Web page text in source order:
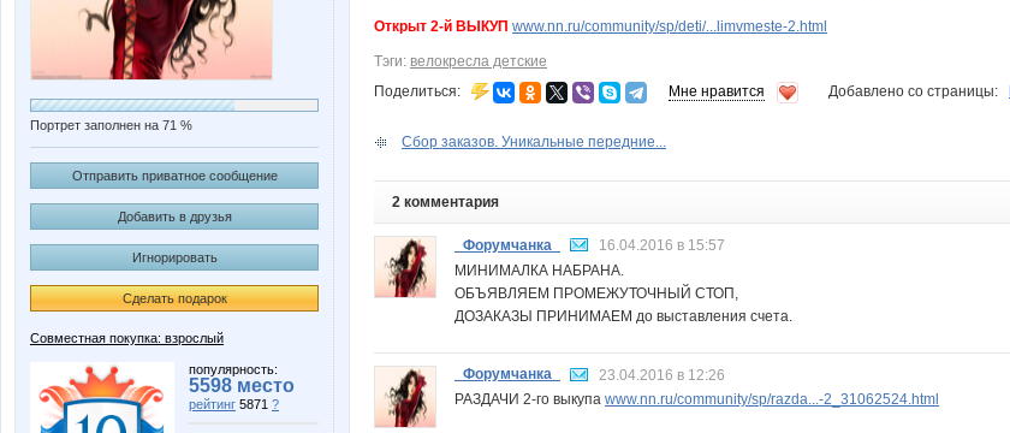
Портрет заполнен на 71 %
Отправить приватное сообщение
Добавить в друзья
Игнорировать
Сделать подарок
Совместная покупка: взрослый
популярность:
5598 место
рейтинг 5871 ?
Открыт 2-й ВЫКУП www.nn.ru/community/sp/deti/...limvmeste-2.html
Тэги: велокресла детские
Поделиться:
Мне нравится Добавлено со страницы:
Сбор заказов. Уникальные передние...
2 комментария
_Форумчанка_
16.04.2016 в 15:57
МИНИМАЛКА НАБРАНА.
ОБЪЯВЛЯЕМ ПРОМЕЖУТОЧНЫЙ СТОП,
ДОЗАКАЗЫ ПРИНИМАЕМ до выставления счета.
_Форумчанка_
23.04.2016 в 12:26
РАЗДАЧИ 2-го выкупа www.nn.ru/community/sp/razda...-2_31062524.html